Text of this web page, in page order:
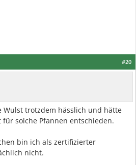
#20
Wulst trotzdem hässlich und hätte
solche Pfannen entschieden.
bin ich als zertifizierter
nicht.